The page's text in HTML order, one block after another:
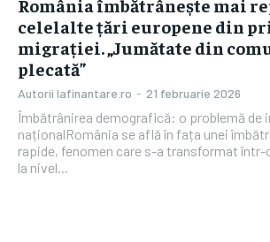
România îmbătrânește mai
celelalte țări europene din
migrației. „Jumătate din
plecată”
Autorii Iafinantare.ro - 21 februarie 2026
Îmbătrânirea demografică: o problemă de
naționalRomânia se află în fața unei
rapide, fenomen care s-a transformat într-
la nivel...